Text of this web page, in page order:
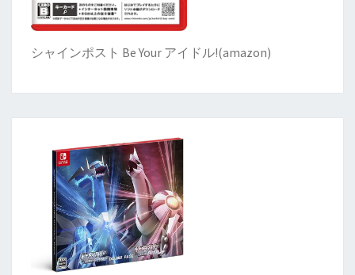
シャインポスト Be Your アイドル!(amazon)